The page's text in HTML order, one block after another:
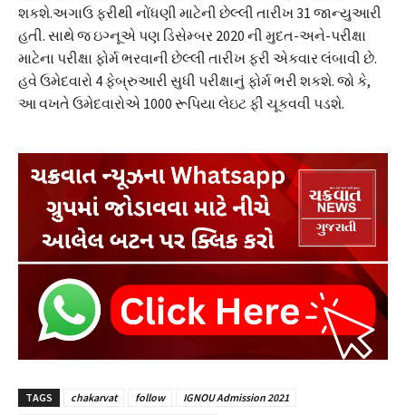
શકશે.અગાઉ ફરીથી નોંધણી માટેની છેલ્લી તારીખ 31 જાન્યુઆરી
હતી. સાથે જ ઇગ્નૂએ પણ ડિસેમ્બર 2020 ની મુદત-અને-પરીક્ષા
માટેના પરીક્ષા ફોર્મ ભરવાની છેલ્લી તારીખ ફરી એકવાર લંબાવી છે.
હવે ઉમેદવારો 4 ફેબ્રુઆરી સુધી પરીક્ષાનું ફોર્મ ભરી શકશે. જો કે,
આ વખતે ઉમેદવારોએ 1000 રૂપિયા લેઇટ ફી ચૂકવવી પડશે.
TAGS chakarvat follow
IGNOU Admission 2021